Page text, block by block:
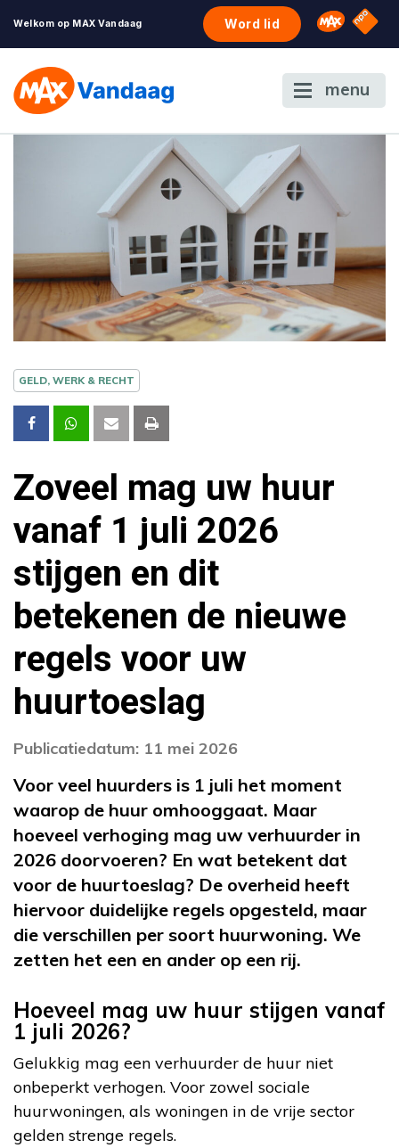
Welkom op MAX Vandaag Word lid Omroep
NPO
menu
GELD, WERK & RECHT
Zoveel mag uw huur
vanaf 1 juli 2026
stijgen en dit
betekenen de nieuwe
regels voor uw
huurtoeslag
Publicatiedatum: 11 mei 2026
Voor veel huurders is 1 juli het moment
waarop de huur omhooggaat. Maar
hoeveel verhoging mag uw verhuurder in
2026 doorvoeren? En wat betekent dat
voor de huurtoeslag? De overheid heeft
hiervoor duidelijke regels opgesteld, maar
die verschillen per soort huurwoning. We
zetten het een en ander op een rij.
Hoeveel mag uw huur stijgen vanaf
1 juli 2026?
Gelukkig mag een verhuurder de huur niet
onbeperkt verhogen. Voor zowel sociale
huurwoningen, als woningen in de vrije sector
gelden strenge regels.